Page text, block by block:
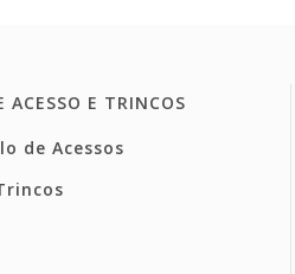
ACESSO E TRINCOS
de Acessos